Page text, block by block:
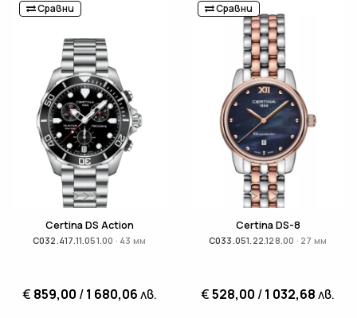
Сравни
Certina DS Action
C032.417.11.051.00 · 43 мм
€ 859,00 /1 680,06лв.
Сравни
Certina DS-8
C033.051.22.128.00 · 27 мм
€528,00 /1 032,68лв.